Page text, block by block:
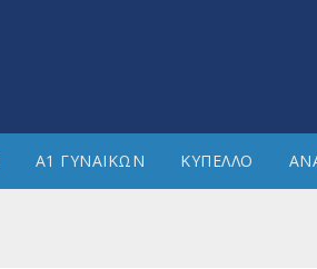
Α1 ΓΥΝΑΙΚΩΝ ΚΥΠΕΛΛΟ